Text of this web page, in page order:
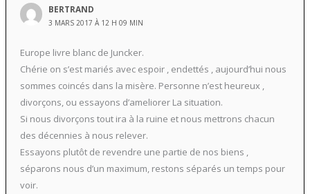
BERTRAND
3 MARS 2017 À 12 H 09 MIN
Europe livre blanc de Juncker.
Chérie on s’est mariés avec espoir , endettés , aujourd’hui nous
sommes coincés dans la misère. Personne n’est heureux ,
divorçons, ou essayons d’ameliorer La situation.
Si nous divorçons tout ira à la ruine et nous mettrons chacun
des décennies à nous relever.
Essayons plutôt de revendre une partie de nos biens ,
séparons nous d’un maximum, restons séparés un temps pour
voir.